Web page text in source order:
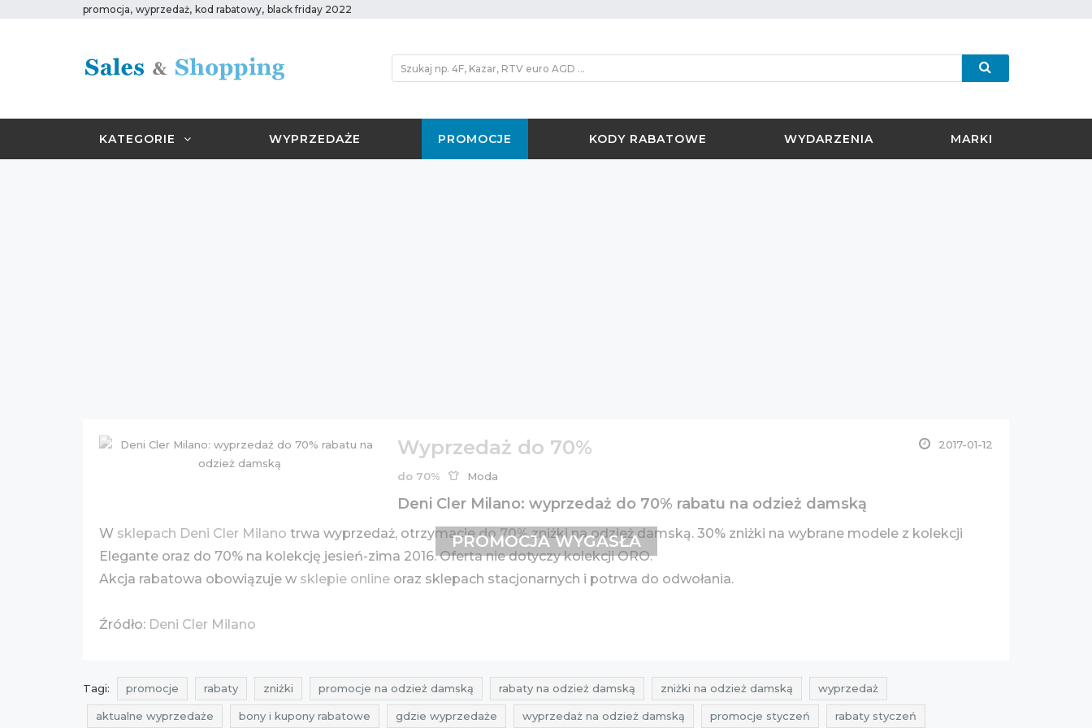
promocja, wyprzedaż, kod rabatowy, black friday 2022
KATEGORIE WYPRZEDAŻE PROMOCJE KODY RABATOWE WYDARZENIA MARKI
Wyprzedaż do 70% 2017-01-12
do 70% Moda
Deni Cler Milano: wyprzedaż do 70% rabatu na odzież damską
W sklepach Deni Cler Milano trwa wyprzedaż, otrzymaciedo 70%zniżki na odzież damską. 30% zniżki na wybrane modele z kolekcji
Elegante oraz do 70% na kolekcję jesień-zima 2016. Oferta nie dotyczy kolekcji ORO.
Akcja rabatowa obowiązuje w sklepie online oraz sklepach stacjonarnych i potrwa do odwołania.
Źródło: Deni Cler Milano
PROMOCJA WYGASŁA
Tagi: promocje rabaty zniżki promocje na odzież damską rabaty na odzież damską zniżki na odzież damską wyprzedaż
aktualne wyprzedaże bony i kupony rabatowe gdzie wyprzedaże wyprzedaż na odzież damską promocje styczeń rabaty styczeń